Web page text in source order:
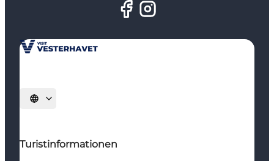
Sprache auswählen
Turistinformationen